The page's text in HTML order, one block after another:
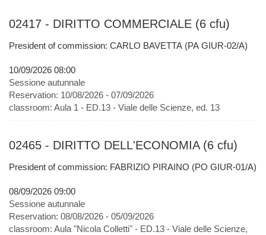
02417 - DIRITTO COMMERCIALE (6 cfu)
President of commission: CARLO BAVETTA (PA GIUR-02/A)
10/09/2026 08:00
Sessione autunnale
Reservation: 10/08/2026 - 07/09/2026
classroom: Aula 1 - ED.13 - Viale delle Scienze, ed. 13
02465 - DIRITTO DELL'ECONOMIA (6 cfu)
President of commission: FABRIZIO PIRAINO (PO GIUR-01/A)
08/09/2026 09:00
Sessione autunnale
Reservation: 08/08/2026 - 05/09/2026
classroom: Aula "Nicola Colletti" - ED.13 - Viale delle Scienze,